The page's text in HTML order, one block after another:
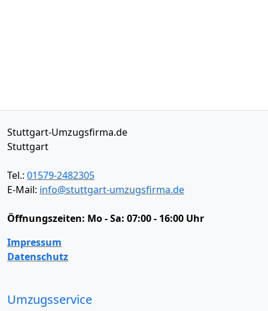
Stuttgart-Umzugsfirma.de
Stuttgart
Tel.: 01579-2482305
E-Mail: info@stuttgart-umzugsfirma.de
Öffnungszeiten: Mo - Sa: 07:00 - 16:00 Uhr
Impressum
Datenschutz
Umzugsservice